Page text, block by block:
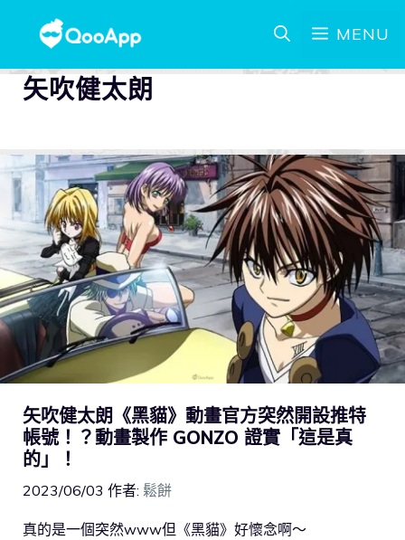
MENU
矢吹健太朗
矢吹健太朗《黑貓》動畫官方突然開設推特
帳號！？動畫製作 GONZO 證實「這是真
的」！
2023/06/03 作者: 鬆餅
真的是一個突然www但《黑貓》好懷念啊～